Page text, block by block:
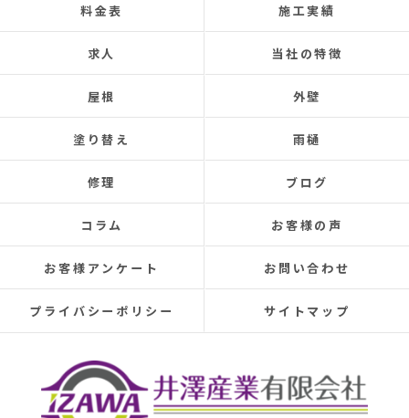
お任せできました。
あと口コミを書いてくださった皆さまのおかげ
で井澤産業さんを知ることができました。
この場をお借りして感謝いたします。
この度は本当にありがとうございました。
今後ともよろしくお願いします！ (Translated by
Google) My 50-year-old house has been plagued by roof
leaks for about 20 years.
Three times so far, the ceiling has leaked, and although
the leaks were repaired each time, the problem was
Even after repairs, the dripping sound would reappear
elsewhere, making rainy days incredibly depressing.
This time, I was determined to have the cause identified
and repaired, so I searched online reviews daily and
From the initial estimate, it was completely different
from anything I'd experienced before.
料金表 施工実績
求人 当社の特徴
屋根 外壁
塗り替え 雨樋
修理 ブログ
コラム お客様の声
お客様アンケート お問い合わせ
プライバシーポリシー サイトマップ